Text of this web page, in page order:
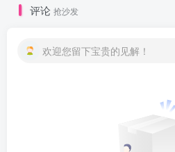
评论 抢沙发
欢迎您留下宝贵的见解！